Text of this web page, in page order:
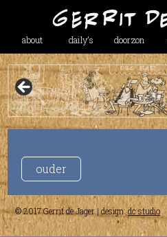
about daily’s doorzon
ouder
© 2017 Gerrit de Jager | design:dc studio